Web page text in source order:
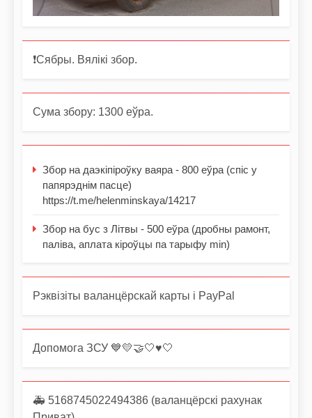
❗️Сябры. Вялікі збор.
Сума збору: 1300 еўра.
Збор на даэкіпіроўку ваяра - 800 еўра (спіс у
папярэднім пасце)
https://t.me/helenminskaya/14217
Збор на бус з Літвы - 500 еўра (дробны рамонт,
паліва, аплата кіроўцы па тарыфу min)
Рэквізіты валанцёрскай карты і PayPal
Допомога ЗСУ 💙💛🤝🤍♥️🤍
🚑 5168745022494386 (валанцёрскі рахунак